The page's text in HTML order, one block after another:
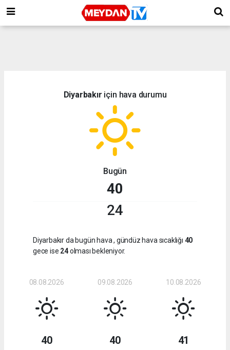
Diyarbakır için hava durumu
Bugün
40
24
Diyarbakır da bugün hava, gündüz hava sıcaklığı 40
gece ise 24olması bekleniyor.
08.08.2026
40
09.08.2026
40
10.08.2026
41